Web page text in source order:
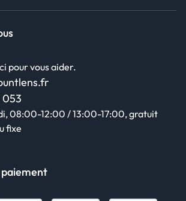
pour vous aider.
08:00-12:00 / 13:00-17:00, gratuit
fixe